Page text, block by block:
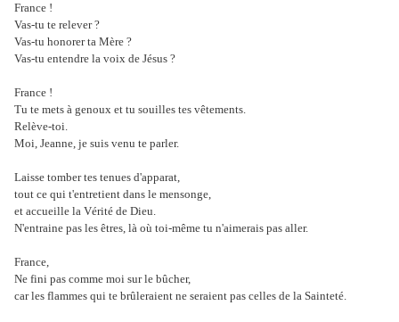
France !
Vas-tu te relever ?
Vas-tu honorer ta Mère ?
Vas-tu entendre la voix de Jésus ?
France !
Tu te mets à genoux et tu souilles tes vêtements.
Relève-toi.
Moi, Jeanne, je suis venu te parler.
Laisse tomber tes tenues d'apparat,
tout ce qui t'entretient dans le mensonge,
et accueille la Vérité de Dieu.
N'entraine pas les êtres, là où toi-même tu n'aimerais pas aller.
France,
Ne fini pas comme moi sur le bûcher,
car les flammes qui te brûleraient ne seraient pas celles de la Sainteté.